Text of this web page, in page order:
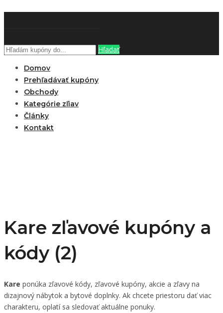
Hľadať
Domov
Prehľadávať kupóny
Obchody
Kategórie zľiav
Články
Kontakt
Kare zľavové kupóny a
kódy (2)
Kare ponúka zľavové kódy, zľavové kupóny, akcie a zľavy na
dizajnový nábytok a bytové doplnky. Ak chcete priestoru dať viac
charakteru, oplatí sa sledovať aktuálne ponuky.